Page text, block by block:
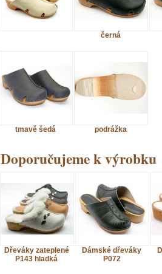
černá
tmavě šedá podrážka
Doporučujeme k výrobku
Dřeváky zateplené
P143 hladká
Dámské dřeváky
P072